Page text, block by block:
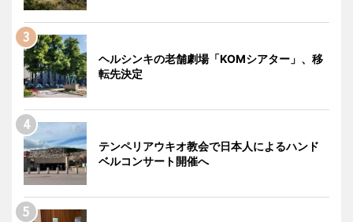
ヘルシンキの老舗劇場「KOMシアター」、移
転先決定
テンペリアウキオ教会で日本人によるハンド
ベルコンサート開催へ